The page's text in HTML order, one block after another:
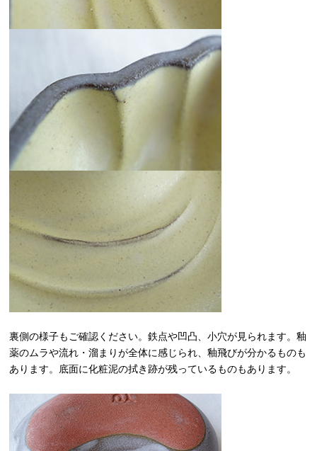
裏側の様子もご確認ください。鉄点や凹凸、小穴が見られます。釉
薬のムラや流れ・溜まりが全体に感じられ、釉飛びが分かるものも
あります。底面に化粧泥の拭き跡が残っているものもあります。